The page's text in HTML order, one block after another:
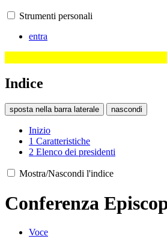
Strumenti personali
entra
Indice
sposta nella barra laterale nascondi
Inizio
1 Caratteristiche
2 Elenco dei presidenti
Mostra/Nascondi l'indice
Conferenza
Voce